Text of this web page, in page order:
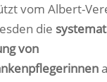
vom Albert-
die
von